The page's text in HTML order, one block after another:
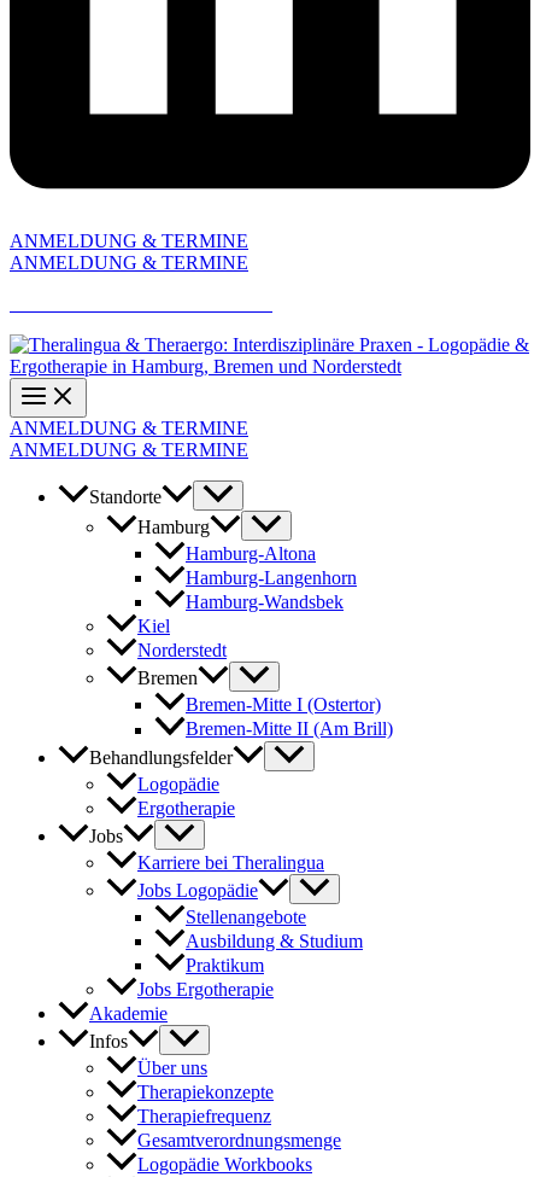
ANMELDUNG & TERMINE
ANMELDUNG & TERMINE
ANMELDUNG & TERMINE
ANMELDUNG & TERMINE
Standorte
Hamburg
Hamburg-Altona
Hamburg-Langenhorn
Hamburg-Wandsbek
Kiel
Norderstedt
Bremen
Bremen-Mitte I (Ostertor)
Bremen-Mitte II (Am Brill)
Behandlungsfelder
Logopädie
Ergotherapie
Jobs
Karriere bei Theralingua
Jobs Logopädie
Stellenangebote
Ausbildung & Studium
Praktikum
Jobs Ergotherapie
Akademie
Infos
Über uns
Therapiekonzepte
Therapiefrequenz
Gesamtverordnungsmenge
Logopädie Workbooks